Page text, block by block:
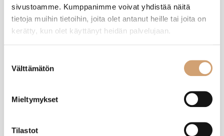
sivustoamme. Kumppanimme voivat yhdistää näitä
tietoja muihin tietoihin, joita olet antanut heille tai joita on
kerätty, kun olet käyttänyt heidän palvelujaan.
valinta
Välttämätön
Mieltymykset
Tilastot
Jussi Salminen